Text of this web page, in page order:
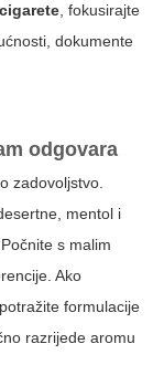
, fokusirajte
dokumente
odgovara
zadovoljstvo.
mentol i
s malim
Ako
formulacije
razrijede aromu